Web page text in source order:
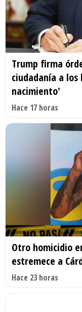
Trump firma
ciudadanía a
nacimiento'
Hace 17 horas
Otro homicidio
estremece a
Hace 23 horas